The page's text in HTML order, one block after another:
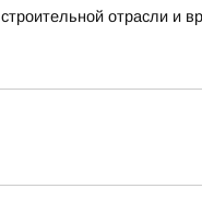
отрасли и